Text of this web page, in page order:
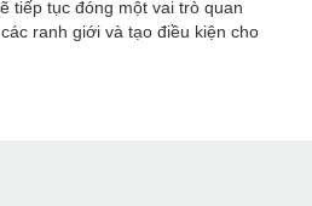
tiếp tục đóng một vai trò quan
ranh giới và tạo điều kiện cho